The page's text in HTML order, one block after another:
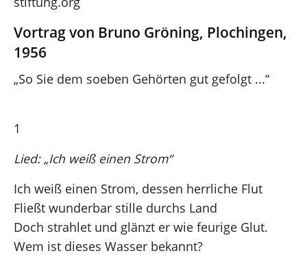
Vortrag von Bruno Gröning, Plochingen,
1956
„So Sie dem soeben Gehörten gut gefolgt ...“
1
Lied: „Ich weiß einen Strom“
Ich weiß einen Strom, dessen herrliche Flut
Fließt wunderbar stille durchs Land
Doch strahlet und glänzt er wie feurige Glut.
Wem ist dieses Wasser bekannt?